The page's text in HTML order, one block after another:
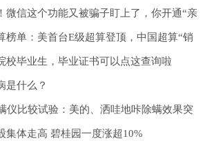
微信这个功能又被骗子盯上了，你开通“亲
榜单：美首台E级超算登顶，中国超算“销
校毕业生，毕业证书可以点这查询啦
是什么？
仪比较试验：美的、洒哇地咔除螨效果突
集体走高 碧桂园一度涨超10%